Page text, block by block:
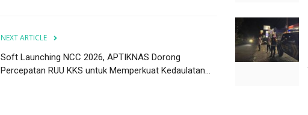
NEXT ARTICLE
Soft Launching NCC 2026, APTIKNAS Dorong
Percepatan RUU KKS untuk Memperkuat Kedaulatan...